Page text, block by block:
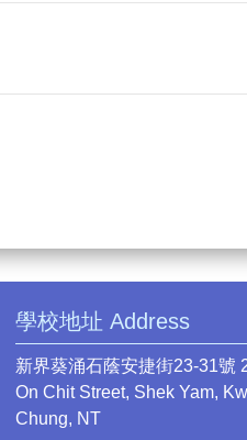
學校地址 Address
新界葵涌石蔭安捷街23-31號
On Chit Street, Shek Yam,
Chung, NT